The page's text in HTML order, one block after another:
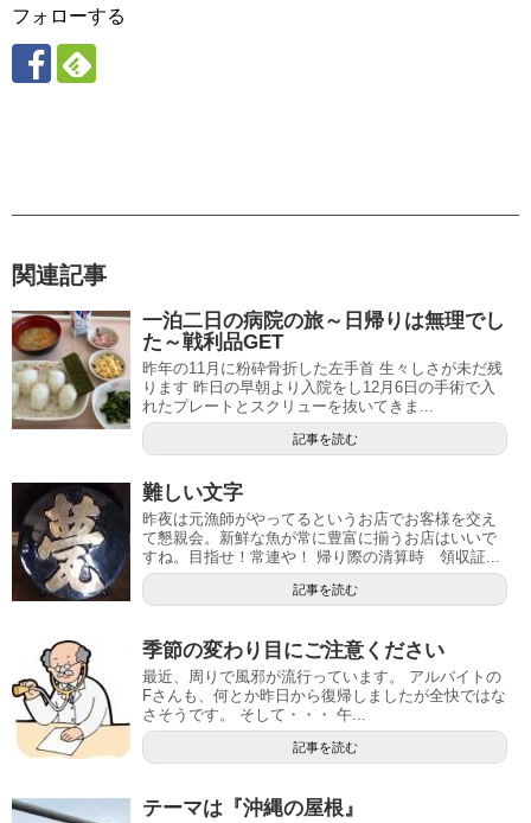
フォローする
関連記事
一泊二日の病院の旅～日帰りは無理でし
た～戦利品GET
昨年の11月に粉砕骨折した左手首 生々しさが未だ残
ります 昨日の早朝より入院をし12月6日の手術で入
れたプレートとスクリューを抜いてきま...
記事を読む
難しい文字
昨夜は元漁師がやってるというお店でお客様を交え
て懇親会。新鮮な魚が常に豊富に揃うお店はいいで
すね。目指せ！常連や！ 帰り際の清算時 領収証...
記事を読む
季節の変わり目にご注意ください
最近、周りで風邪が流行っています。 アルバイトの
Fさんも、何とか昨日から復帰しましたが全快ではな
さそうです。 そして・・・ 午...
記事を読む
テーマは『沖縄の屋根』